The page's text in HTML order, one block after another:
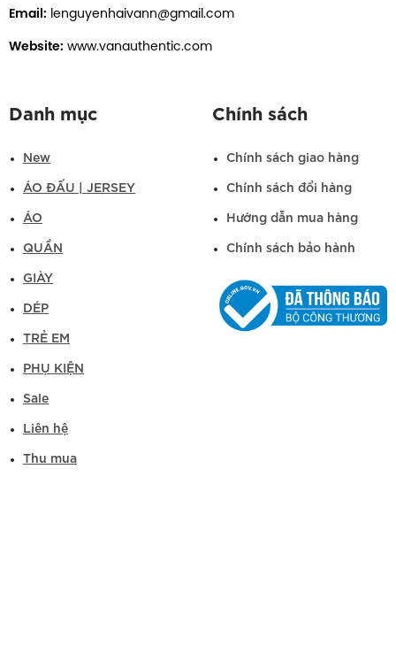
Email: lenguyenhaivann@gmail.com
Website: www.vanauthentic.com
Danh mục
New
ÁO ĐẤU | JERSEY
ÁO
QUẦN
GIÀY
DÉP
TRẺ EM
PHỤ KIỆN
Sale
Liên hệ
Thu mua
Chính sách
Chính sách giao hàng
Chính sách đổi hàng
Hướng dẫn mua hàng
Chính sách bảo hành